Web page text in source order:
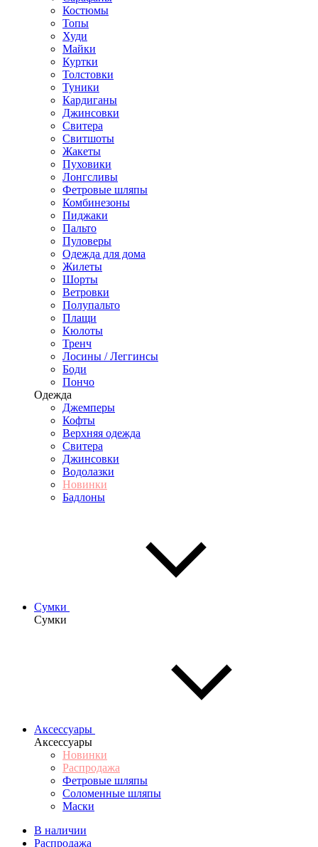
Костюмы
Топы
Худи
Майки
Куртки
Толстовки
Туники
Кардиганы
Джинсовки
Свитера
Свитшоты
Жакеты
Пуховики
Лонгсливы
Фетровые шляпы
Комбинезоны
Пиджаки
Пальто
Пуловеры
Одежда для дома
Жилеты
Шорты
Ветровки
Полупальто
Плащи
Кюлоты
Тренч
Лосины / Леггинсы
Боди
Пончо
Одежда
Джемперы
Кофты
Верхняя одежда
Свитера
Джинсовки
Водолазки
Новинки
Бадлоны
Сумки
Сумки
Аксессуары
Аксессуары
Новинки
Распродажа
Фетровые шляпы
Соломенные шляпы
Маски
В наличии
Распродажа